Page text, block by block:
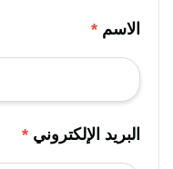
الاسم *
البريد الإلكتروني *